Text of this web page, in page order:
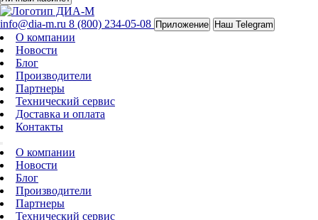
info@dia-m.ru 8 (800) 234-05-08 Приложение Наш Telegram
О компании
Новости
Блог
Производители
Партнеры
Технический сервис
Доставка и оплата
Контакты
О компании
Новости
Блог
Производители
Партнеры
Технический сервис